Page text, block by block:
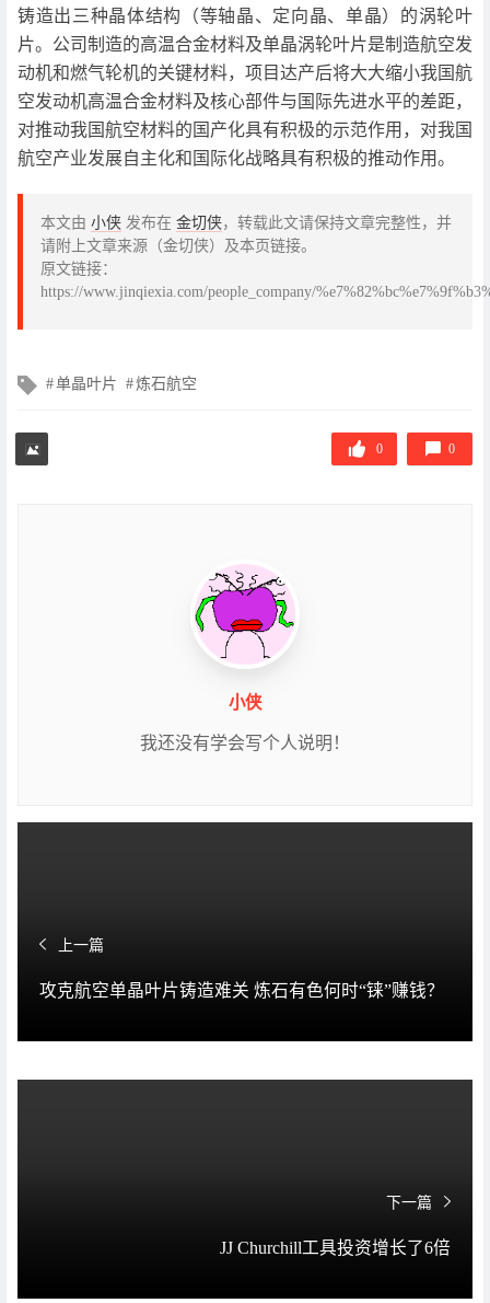
铸造出三种晶体结构（等轴晶、定向晶、单晶）的涡轮叶
片。公司制造的高温合金材料及单晶涡轮叶片是制造航空发
动机和燃气轮机的关键材料，项目达产后将大大缩小我国航
空发动机高温合金材料及核心部件与国际先进水平的差距，
对推动我国航空材料的国产化具有积极的示范作用，对我国
航空产业发展自主化和国际化战略具有积极的推动作用。
本文由 小侠 发布在 金切侠，转载此文请保持文章完整性，并
请附上文章来源（金切侠）及本页链接。
原文链接：
https://www.jinqiexia.com/people_company/
文
签
单晶叶片 炼石航空
0 0
小侠
我还没有学会写个人说明！
上一篇
攻克航空单晶叶片铸造难关 炼石有色何时“铼”赚钱？
下一篇
JJ Churchill工具投资增长了6倍